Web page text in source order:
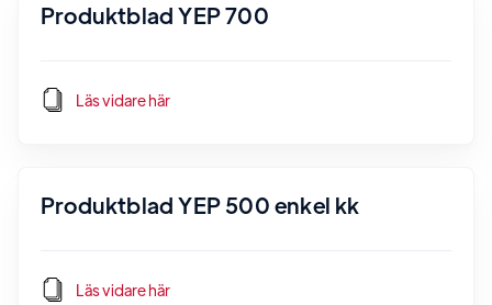
Produktblad YEP 700
Läs vidare här
Produktblad YEP 500 enkel kk
Läs vidare här